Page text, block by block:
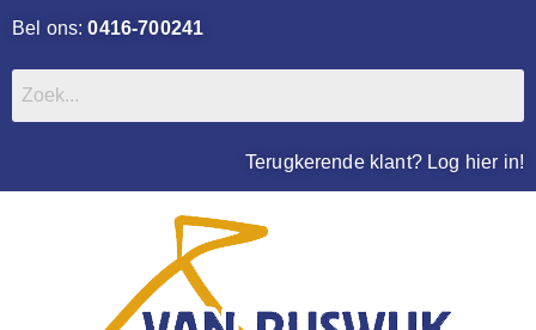
Bel ons:0416-700241
Terugkerende klant? Log hier in!